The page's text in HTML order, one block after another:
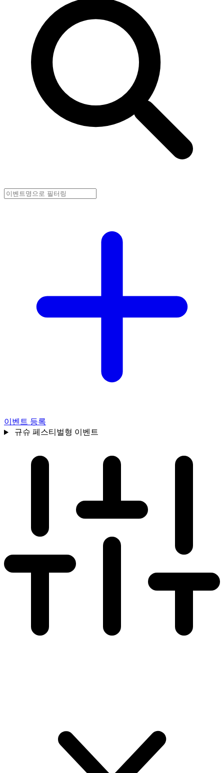
이벤트 등록
규슈 페스티벌형 이벤트